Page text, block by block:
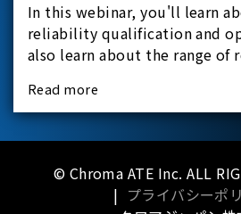
In this webinar, you'll learn
reliability qualification and
also learn about the range
reliability-test-as-a-service
Read more
© Chroma ATE Inc. ALL
| プライバシーポ